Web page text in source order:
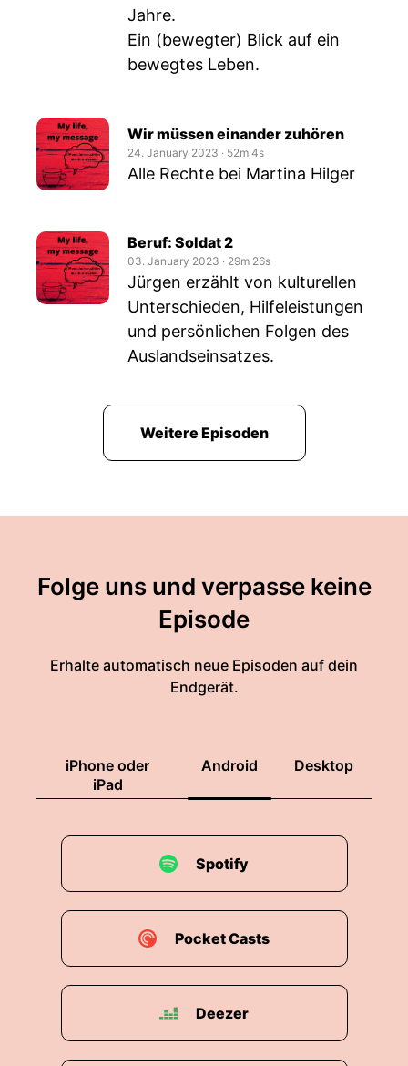
Jahre.
Ein (bewegter) Blick auf ein
bewegtes Leben.
Wir müssen einander zuhören
24. January 2023 ‧ 52m 4s
Alle Rechte bei Martina Hilger
Beruf: Soldat 2
03. January 2023 ‧ 29m 26s
Jürgen erzählt von kulturellen
Unterschieden, Hilfeleistungen
und persönlichen Folgen des
Auslandseinsatzes.
Weitere Episoden
Folge uns und verpasse keine
Episode
Erhalte automatisch neue Episoden auf dein
Endgerät.
iPhone oder
iPad
Android Desktop
Spotify
Pocket Casts
Deezer